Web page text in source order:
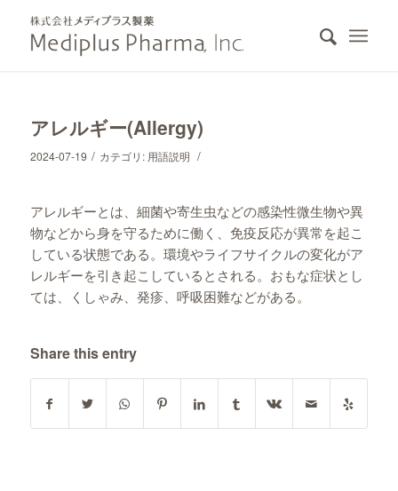
アレルギー(Allergy)
2024-07-19 / カテゴリ: 用語説明 /
アレルギーとは、細菌や寄生虫などの感染性微生物や異
物などから身を守るために働く、免疫反応が異常を起こ
している状態である。環境やライフサイクルの変化がア
レルギーを引き起こしているとされる。おもな症状とし
ては、くしゃみ、発疹、呼吸困難などがある。
Share this entry